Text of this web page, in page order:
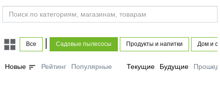
Все Садовые пылесосы Продукты и напитки Дом и
Новые sort Рейтинг Популярные Текущие Будущие